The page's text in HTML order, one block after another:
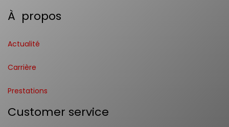
À propos
Actualité
Carrière
Prestations
Customer service